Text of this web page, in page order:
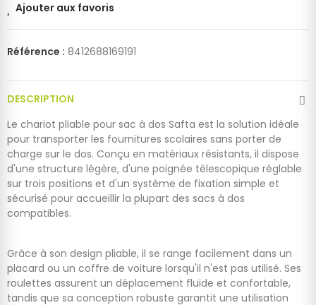
Ajouter aux favoris
Référence : 8412688169191
DESCRIPTION
Le chariot pliable pour sac à dos Safta est la solution idéale
pour transporter les fournitures scolaires sans porter de
charge sur le dos. Conçu en matériaux résistants, il dispose
d'une structure légère, d'une poignée télescopique réglable
sur trois positions et d'un système de fixation simple et
sécurisé pour accueillir la plupart des sacs à dos
compatibles.
Grâce à son design pliable, il se range facilement dans un
placard ou un coffre de voiture lorsqu'il n'est pas utilisé. Ses
roulettes assurent un déplacement fluide et confortable,
tandis que sa conception robuste garantit une utilisation